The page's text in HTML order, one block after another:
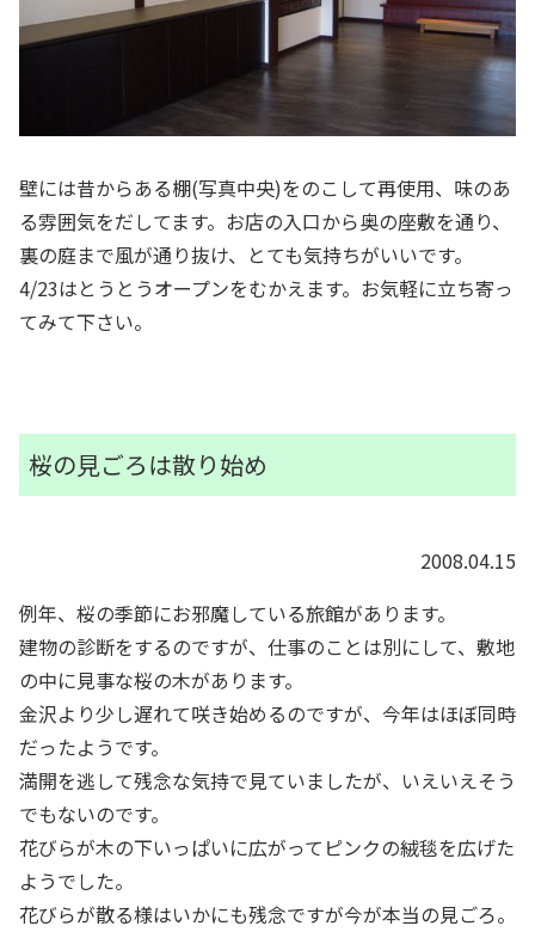
壁には昔からある棚(写真中央)をのこして再使用、味のあ
る雰囲気をだしてます。お店の入口から奥の座敷を通り、
裏の庭まで風が通り抜け、とても気持ちがいいです。
4/23はとうとうオープンをむかえます。お気軽に立ち寄っ
てみて下さい。
桜の見ごろは散り始め
2008.04.15
例年、桜の季節にお邪魔している旅館があります。
建物の診断をするのですが、仕事のことは別にして、敷地
の中に見事な桜の木があります。
金沢より少し遅れて咲き始めるのですが、今年はほぼ同時
だったようです。
満開を逃して残念な気持で見ていましたが、いえいえそう
でもないのです。
花びらが木の下いっぱいに広がってピンクの絨毯を広げた
ようでした。
花びらが散る様はいかにも残念ですが今が本当の見ごろ。